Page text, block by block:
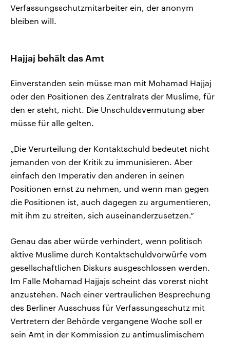
Verfassungsschutzmitarbeiter ein, der anonym
bleiben will.
Hajjaj behält das Amt
Einverstanden sein müsse man mit Mohamad Hajjaj
oder den Positionen des Zentralrats der Muslime, für
den er steht, nicht. Die Unschuldsvermutung aber
müsse für alle gelten.
„Die Verurteilung der Kontaktschuld bedeutet nicht
jemanden von der Kritik zu immunisieren. Aber
einfach den Imperativ den anderen in seinen
Positionen ernst zu nehmen, und wenn man gegen
die Positionen ist, auch dagegen zu argumentieren,
mit ihm zu streiten, sich auseinanderzusetzen.“
Genau das aber würde verhindert, wenn politisch
aktive Muslime durch Kontaktschuldvorwürfe vom
gesellschaftlichen Diskurs ausgeschlossen werden.
Im Falle Mohamad Hajjajs scheint das vorerst nicht
anzustehen. Nach einer vertraulichen Besprechung
des Berliner Ausschuss für Verfassungsschutz mit
Vertretern der Behörde vergangene Woche soll er
sein Amt in der Kommission zu antimuslimischem